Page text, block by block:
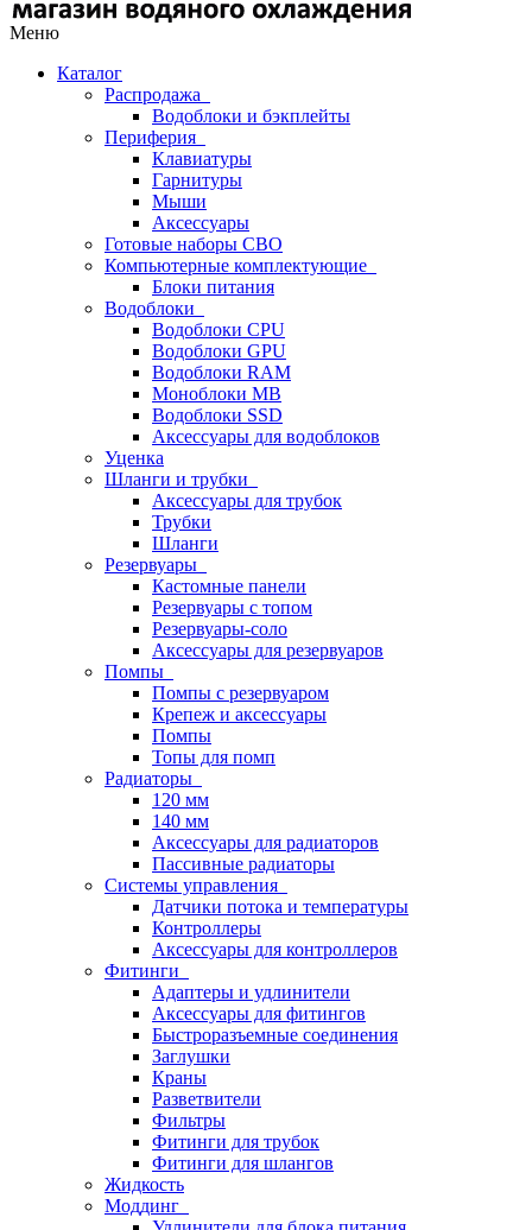
Меню
Каталог
Распродажа
Водоблоки и бэкплейты
Периферия
Клавиатуры
Гарнитуры
Мыши
Аксессуары
Готовые наборы СВО
Компьютерные комплектующие
Блоки питания
Водоблоки
Водоблоки CPU
Водоблоки GPU
Водоблоки RAM
Моноблоки MB
Водоблоки SSD
Аксессуары для водоблоков
Уценка
Шланги и трубки
Аксессуары для трубок
Трубки
Шланги
Резервуары
Кастомные панели
Резервуары с топом
Резервуары-соло
Аксессуары для резервуаров
Помпы
Помпы с резервуаром
Крепеж и аксессуары
Помпы
Топы для помп
Радиаторы
120 мм
140 мм
Аксессуары для радиаторов
Пассивные радиаторы
Системы управления
Датчики потока и температуры
Контроллеры
Аксессуары для контроллеров
Фитинги
Адаптеры и удлинители
Аксессуары для фитингов
Быстроразъемные соединения
Заглушки
Краны
Разветвители
Фильтры
Фитинги для трубок
Фитинги для шлангов
Жидкость
Моддинг